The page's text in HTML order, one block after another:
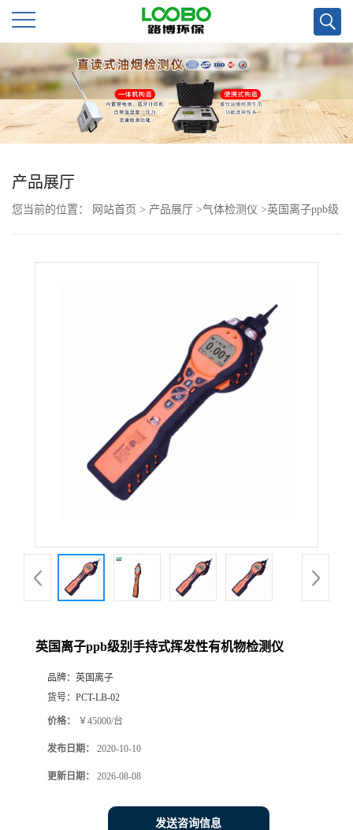
公
司
首
页
公
品
厅
产品展厅
您当前的位置： 网站首页 > 产品展厅 >气体检测仪 >英国离子ppb级
英国离子ppb级别手持式挥发性有机物检测仪
品牌： 英国离子
货号： PCT-LB-02
价格： ￥45000/台
发布日期： 2020-10-10
更新日期： 2026-08-08
发送咨询信息